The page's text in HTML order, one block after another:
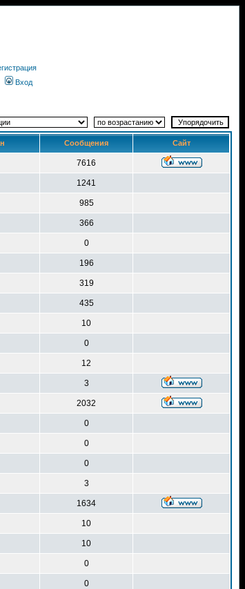
Вход
Сообщения Сайт
7616
1241
985
366
0
196
319
435
10
0
12
3
2032
0
0
0
3
1634
10
10
0
0